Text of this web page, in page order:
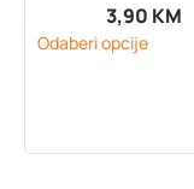
3,90 KM
Odaberi opcije